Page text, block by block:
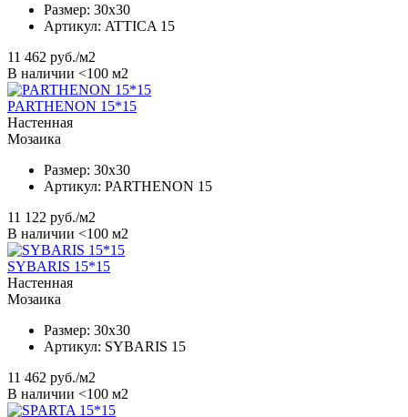
Размер: 30x30
Артикул: ATTICA 15
11 462 руб./м2
В наличии <100 м2
PARTHENON 15*15
Настенная
Мозаика
Размер: 30x30
Артикул: PARTHENON 15
11 122 руб./м2
В наличии <100 м2
SYBARIS 15*15
Настенная
Мозаика
Размер: 30x30
Артикул: SYBARIS 15
11 462 руб./м2
В наличии <100 м2